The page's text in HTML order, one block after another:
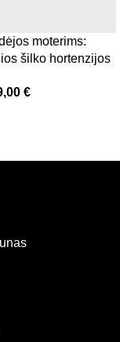
moterims:
šilko hortenzijos
€